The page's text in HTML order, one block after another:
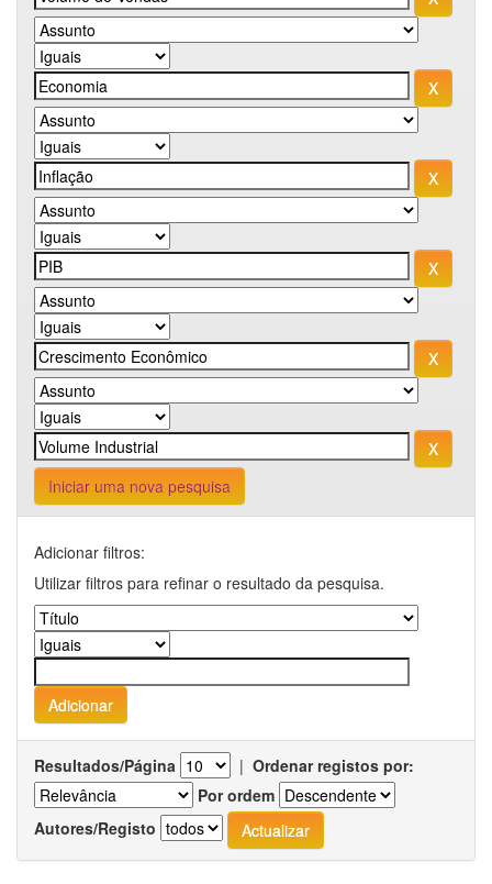
Iniciar uma nova pesquisa
Adicionar filtros:
Utilizar filtros para refinar o resultado da pesquisa.
Resultados/Página | Ordenar registos por:
Por ordem
Autores/Registo